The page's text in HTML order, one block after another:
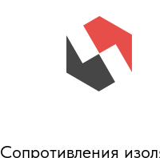
Cопротивления